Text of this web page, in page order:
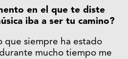
en el que te diste
iba a ser tu camino?
que siempre ha estado
mucho tiempo me